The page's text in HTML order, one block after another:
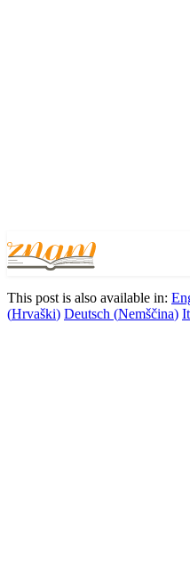
This post is also available in:
(Hrvaški) Deutsch (Nemščina)